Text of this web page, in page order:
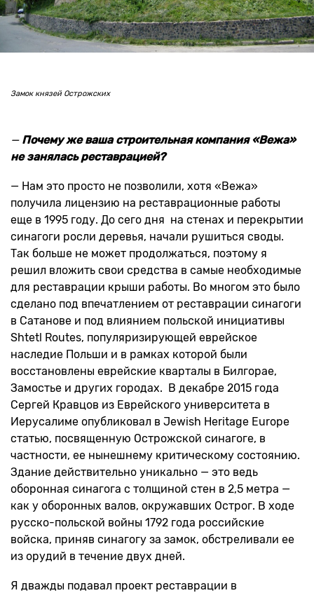
Замок князей Острожских
—Почему же ваша строительная компания «Вежа»
не занялась реставрацией?
— Нам это просто не позволили, хотя «Вежа»
получила лицензию на реставрационные работы
еще в 1995 году. До сего дня на стенах и перекрытии
синагоги росли деревья, начали рушиться своды.
Так больше не может продолжаться, поэтому я
решил вложить свои средства в самые необходимые
для реставрации крыши работы. Во многом это было
сделано под впечатлением от реставрации синагоги
в Сатанове и под влиянием польской инициативы
Shtetl Routes, популяризирующей еврейское
наследие Польши и в рамках которой были
восстановлены еврейские кварталы в Билгорае,
Замостье и других городах. В декабре 2015 года
Сергей Кравцов из Еврейского университета в
Иерусалиме опубликовал в Jewish Heritage Europe
статью, посвященную Острожской синагоге, в
частности, ее нынешнему критическому состоянию.
Здание действительно уникально — это ведь
оборонная синагога с толщиной стен в 2,5 метра —
как у оборонных валов, окружавших Острог. В ходе
русско-польской войны 1792 года российские
войска, приняв синагогу за замок, обстреливали ее
из орудий в течение двух дней.
Я дважды подавал проект реставрации в